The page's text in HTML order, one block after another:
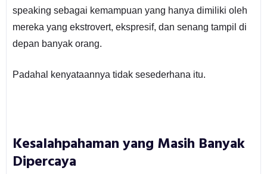
speaking sebagai kemampuan yang hanya dimiliki oleh
mereka yang ekstrovert, ekspresif, dan senang tampil di
depan banyak orang.
Padahal kenyataannya tidak sesederhana itu.
Kesalahpahaman yang Masih Banyak
Dipercaya